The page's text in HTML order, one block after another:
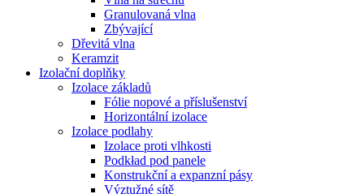
Granulovaná vlna
Zbývající
Dřevitá vlna
Keramzit
Izolační doplňky
Izolace základů
Fólie nopové a příslušenství
Horizontální izolace
Izolace podlahy
Izolace proti vlhkosti
Podkład pod panele
Konstrukční a expanzní pásy
Výztužné sítě